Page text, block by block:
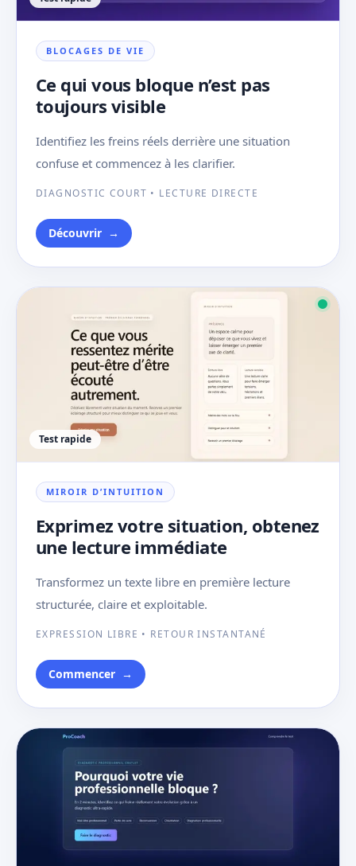
BLOCAGES DE VIE
Ce qui vous bloque n’est pas
toujours visible
Identifiez les freins réels derrière une situation
confuse et commencez à les clarifier.
DIAGNOSTIC COURT • LECTURE DIRECTE
Découvrir →
Test rapide
MIROIR D’INTUITION
Exprimez votre situation, obtenez
une lecture immédiate
Transformez un texte libre en première lecture
structurée, claire et exploitable.
EXPRESSION LIBRE • RETOUR INSTANTANÉ
Commencer →